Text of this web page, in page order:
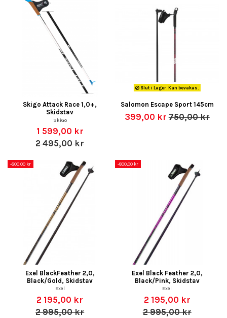
Skigo Attack Race 1,0+,
Skidstav
SkiGo
1 599,00 kr
2 495,00 kr
Slut i Lager. Kan bevakas.
Salomon Escape Sport 145cm
399,00 kr750,00 kr
-800,00 kr
Exel BlackFeather 2,0,
Black/Gold, Skidstav
Exel
2 195,00 kr
2 995,00 kr
-800,00 kr
Exel Black Feather 2,0,
Black/Pink, Skidstav
Exel
2 195,00 kr
2 995,00 kr